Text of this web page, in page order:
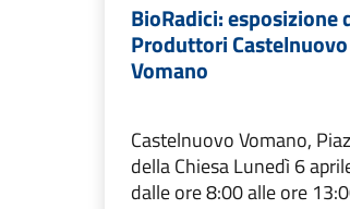
BioRadici: esposizione
Produttori Castelnuovo
Vomano
Castelnuovo Vomano,
della Chiesa Lunedì 6
dalle ore 8:00 alle ore